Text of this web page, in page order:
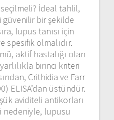
İdeal tahlil,
güvenilir bir şekilde
lupus tanısı için
spesifik olmalıdır.
aktif hastalığı olan
birinci kriteri
Crithidia ve Farr
ELISA’dan üstündür.
aviditeli antikorları
nedeniyle, lupusu